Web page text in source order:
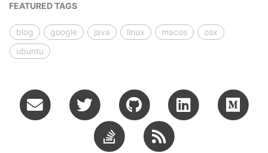
FEATURED TAGS
blog google java linux macos
osx
ubuntu